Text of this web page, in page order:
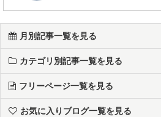
月別記事一覧を見る
カテゴリ別記事一覧を見る
フリーページ一覧を見る
お気に入りブログ一覧を見る